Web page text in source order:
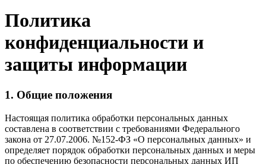
Политика
конфиденциальности и
защиты информации
1. Общие положения
Настоящая политика обработки персональных данных
составлена в соответствии с требованиями Федерального
закона от 27.07.2006. №152-ФЗ «О персональных данных» и
определяет порядок обработки персональных данных и меры
по обеспечению безопасности персональных данных ИП